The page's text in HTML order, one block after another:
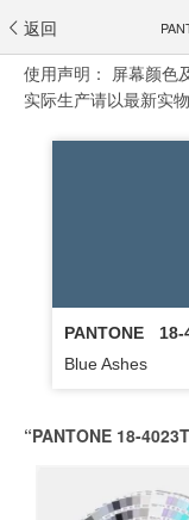
返回
使用声明： 屏幕颜色
实际生产请以最新实
PANTONE
18-
Blue Ashes
“PANTONE 18-